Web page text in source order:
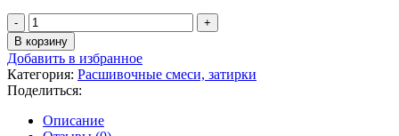
Количество
товара
Расшивка
Ceresit
CE
40
розовый
эластич.водоот.
В корзину
Добавить в избранное
Категория: Расшивочные смеси, затирки
Поделиться:
Описание